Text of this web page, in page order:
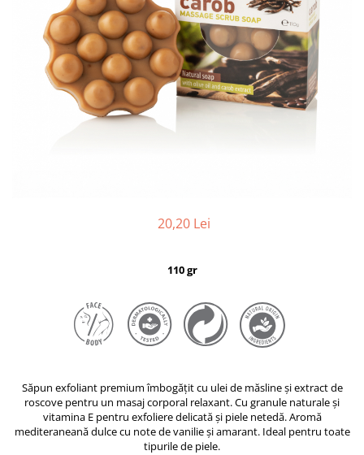
20,20 Lei
110 gr
Săpun exfoliant premium îmbogățit cu ulei de măsline și extract de
roscove pentru un masaj corporal relaxant. Cu granule naturale și
vitamina E pentru exfoliere delicată și piele netedă. Aromă
mediteraneană dulce cu note de vanilie și amarant. Ideal pentru toate
tipurile de piele.